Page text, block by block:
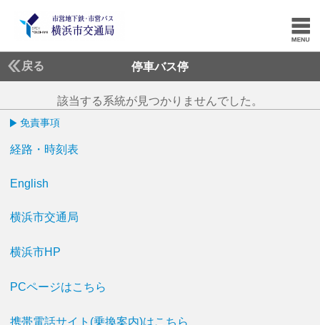
戻る 停車バス停
該当する系統が見つかりませんでした。
免責事項
経路・時刻表
English
横浜市交通局
横浜市HP
PCページはこちら
携帯電話サイト(乗換案内)はこちら